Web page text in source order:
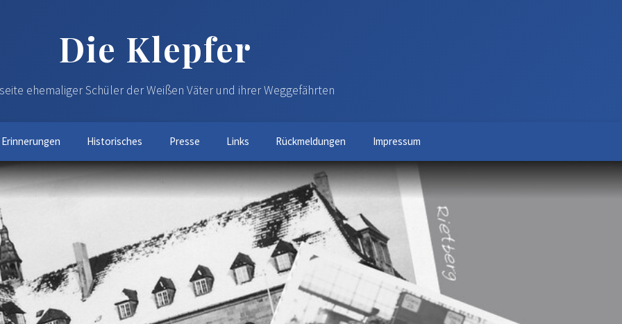
Die Klepfer
ehemaliger Schüler der Weißen Väter und ihrer Weggefährten
Erinnerungen Historisches Presse Links Rückmeldungen Impressum